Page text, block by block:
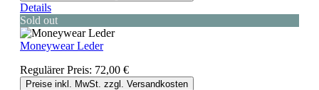
Details
Sold out
Moneywear Leder
Regulärer Preis: 72,00 €
Preise inkl. MwSt. zzgl. Versandkosten